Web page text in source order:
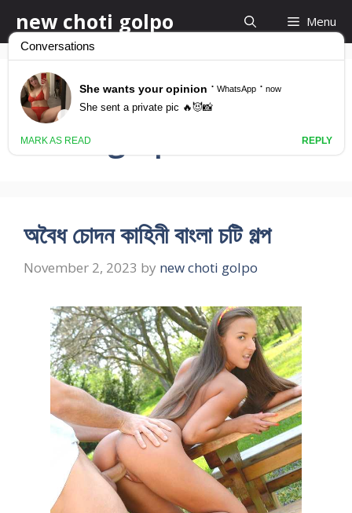
to
content
new choti golpo Menu
bangla chudachudi
choti golpo
অবৈধ চোদন কাহিনী বাংলা চটি গল্প
November 2, 2023 by new choti golpo